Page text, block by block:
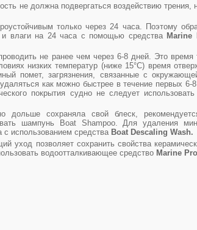
не должна подвергаться воздействию трения,
только через 24 часа. Поэтому
и влаги на 24 часа с помощью средства Marine
не ранее чем через 6-8 дней. Это время
низких температур (ниже 15°C) время
помет, загрязнения, связанные с
как можно быстрее в течение первых 6-
покрытия судно не следует
дольше сохраняла свой блеск,
шампунь Boat Shampoo. Для удаления
с использованием средства Boat Descaling Wash.
уход позволяет сохранить свойства
водоотталкивающее средство Marine